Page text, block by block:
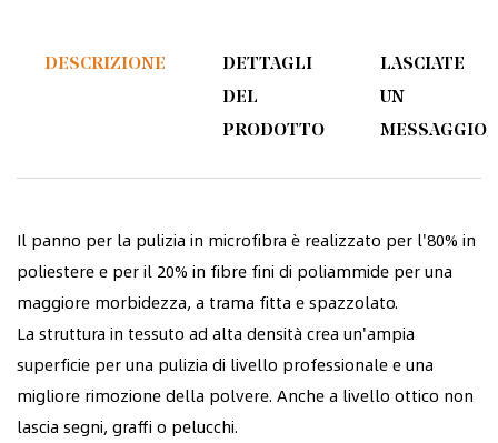
DESCRIZIONE
DETTAGLI
DEL
PRODOTTO
LASCIATE
UN
MESSAGGIO
Il panno per la pulizia in microfibra è realizzato per l'80% in
poliestere e per il 20% in fibre fini di poliammide per una
maggiore morbidezza, a trama fitta e spazzolato.
La struttura in tessuto ad alta densità crea un'ampia
superficie per una pulizia di livello professionale e una
migliore rimozione della polvere. Anche a livello ottico non
lascia segni, graffi o pelucchi.